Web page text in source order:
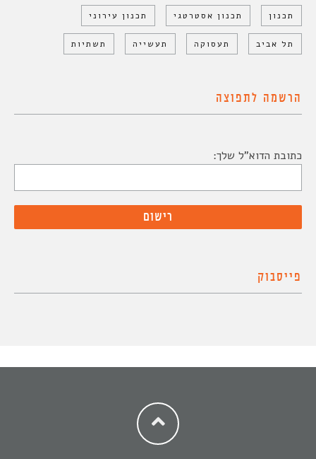
תכנון תכנון אסטרטגי תכנון עירוני
תל אביב תעסוקה תעשייה תשתיות
הרשמה לתפוצה
כתובת הדוא"ל שלך:
פייסבוק